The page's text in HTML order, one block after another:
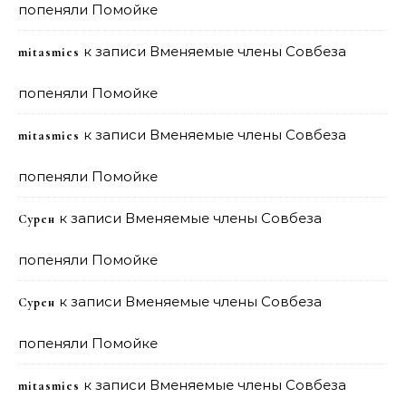
попеняли Помойке
mitasmies к записи Вменяемые члены Совбеза
попеняли Помойке
mitasmies к записи Вменяемые члены Совбеза
попеняли Помойке
Сурен к записи Вменяемые члены Совбеза
попеняли Помойке
Сурен к записи Вменяемые члены Совбеза
попеняли Помойке
mitasmies к записи Вменяемые члены Совбеза